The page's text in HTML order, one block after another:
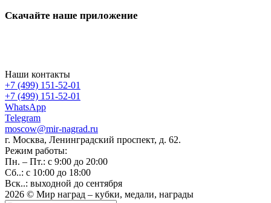
Скачайте наше приложение
Наши контакты
+7 (499) 151-52-01
+7 (499) 151-52-01
WhatsApp
Telegram
moscow@mir-nagrad.ru
г. Москва, Ленинградский проспект, д. 62.
Режим работы:
Пн. – Пт.: с 9:00 до 20:00
Сб..: с 10:00 до 18:00
Вск..: выходной до сентября
2026 © Мир наград – кубки, медали, награды